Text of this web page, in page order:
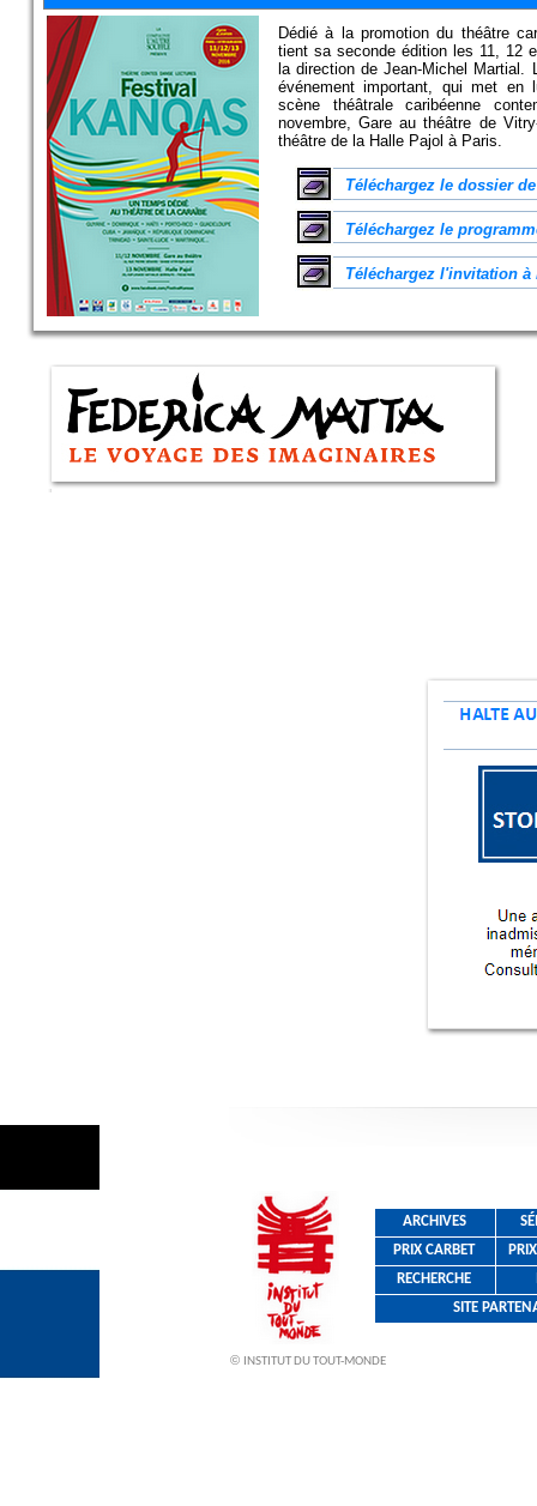
© INSTITUT DU TOUT-MONDE
ARCHIVES
PRIX CARBET
SITE
RECHERCHE
Dédié à la promotion du théâtre
tient sa seconde édition les 11, 12
la direction de Jean-Michel Martial.
événement important, qui met en
scène théâtrale caribéenne
novembre, Gare au théâtre de
théâtre de la Halle Pajol à Paris.
Téléchargez le dossier
Téléchargez le
Téléchargez l'invitation à